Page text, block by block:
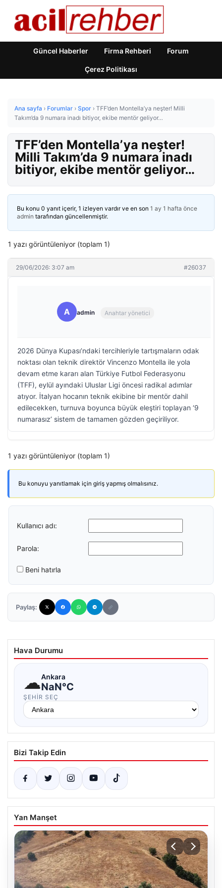
Güncel Haberler Firma Rehberi Forum
Çerez Politikası
Ana sayfa › Forumlar › Spor › TFF’den Montella’ya neşter! Milli
Takım’da 9 numara inadı bitiyor, ekibe mentör geliyor…
TFF’den Montella’ya neşter!
Milli Takım’da 9 numara inadı
bitiyor, ekibe mentör geliyor…
Bu konu 0 yanıt içerir, 1 izleyen vardır ve en son 1 ay 1 hafta önce
admin tarafından güncellenmiştir.
1 yazı görüntüleniyor (toplam 1)
29/06/2026: 3:07 am #26037
A admin Anahtar yönetici
2026 Dünya Kupası’ndaki tercihleriyle tartışmaların odak
noktası olan teknik direktör Vincenzo Montella ile yola
devam etme kararı alan Türkiye Futbol Federasyonu
(TFF), eylül ayındaki Uluslar Ligi öncesi radikal adımlar
atıyor. İtalyan hocanın teknik ekibine bir mentör dahil
edilecekken, turnuva boyunca büyük eleştiri toplayan ‘9
numarasız’ sistem de tamamen gözden geçiriliyor.
1 yazı görüntüleniyor (toplam 1)
Bu konuyu yanıtlamak için giriş yapmış olmalısınız.
Kullanıcı adı:
Parola:
Beni hatırla
Paylaş:
Hava Durumu
☁Ankara
NaN°C
ŞEHIR SEÇ
Bizi Takip Edin
Yan Manşet